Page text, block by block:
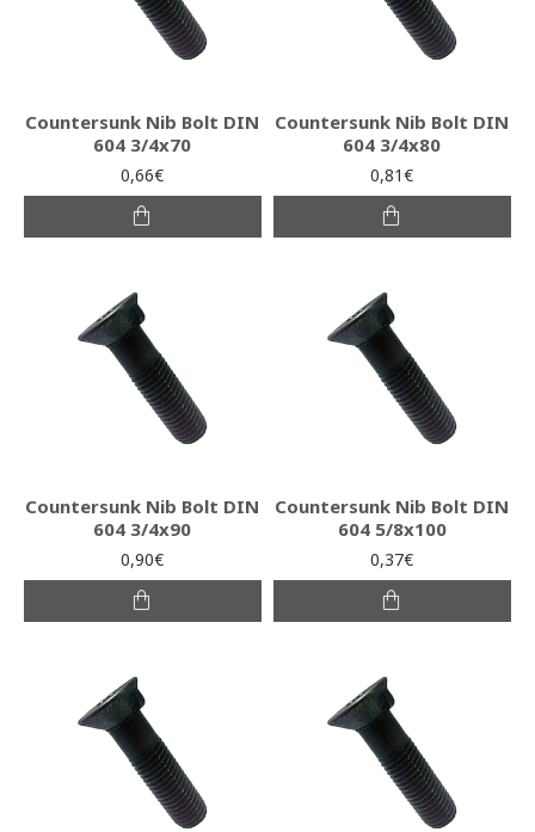
Countersunk Nib Bolt DIN
604 3/4x70
0,66€
Countersunk Nib Bolt DIN
604 3/4x80
0,81€
Countersunk Nib Bolt DIN
604 3/4x90
0,90€
Countersunk Nib Bolt DIN
604 5/8x100
0,37€